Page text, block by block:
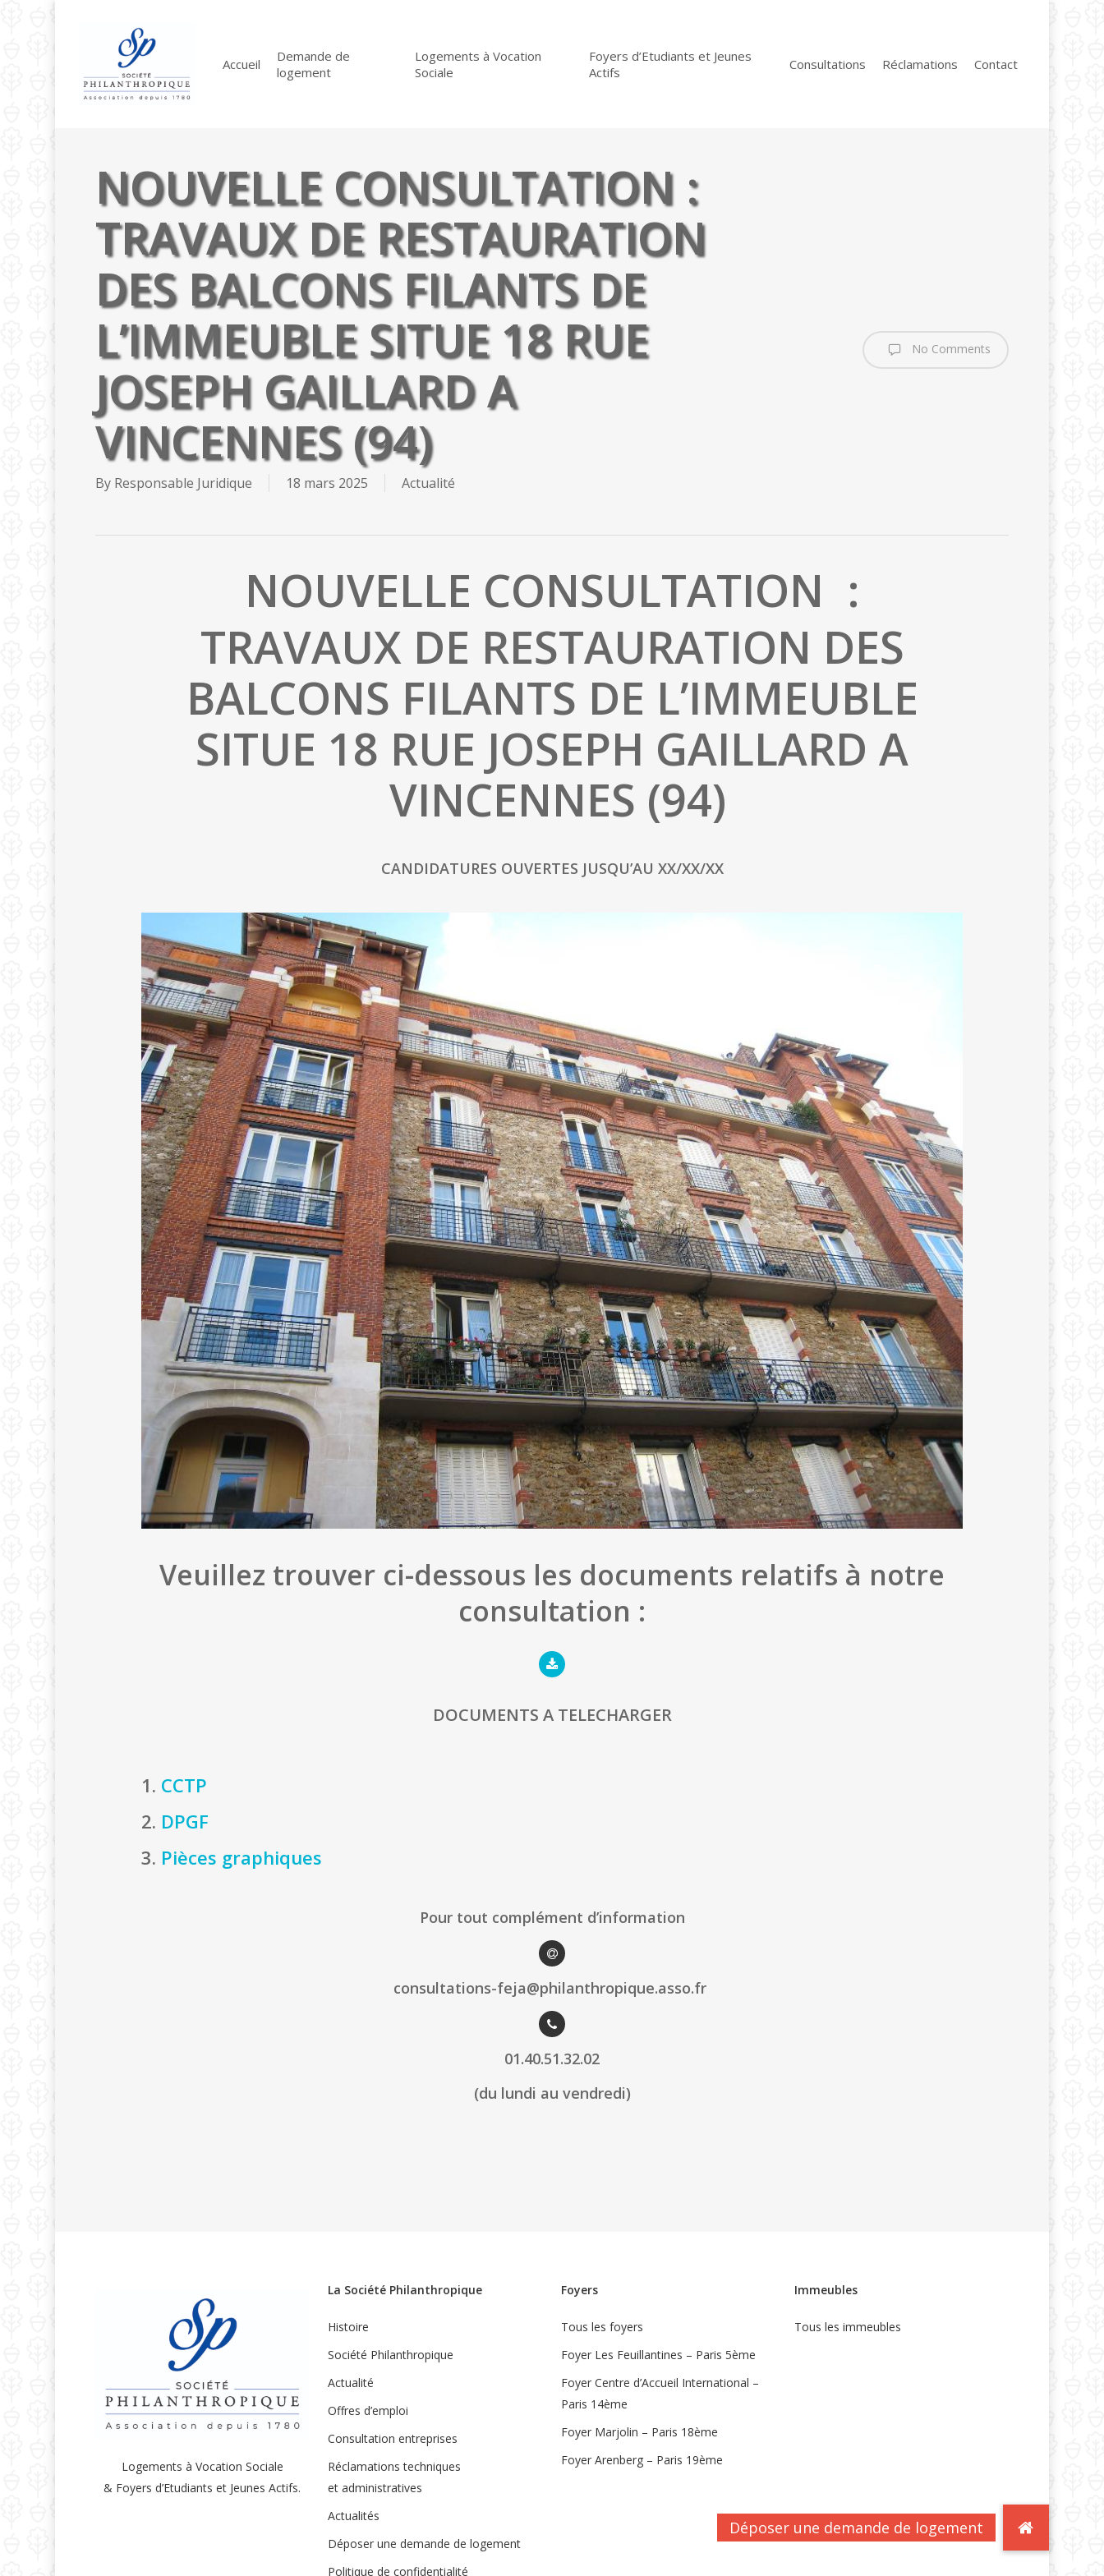
Accueil
Demande de
logement
Logements à Vocation
Sociale
Foyers d’Etudiants et Jeunes
Actifs
Consultations Réclamations Contact
NOUVELLE CONSULTATION :
TRAVAUX DE RESTAURATION
DES BALCONS FILANTS DE
L’IMMEUBLE SITUE 18 RUE
JOSEPH GAILLARD A
VINCENNES (94)
By Responsable Juridique 18 mars 2025 Actualité
No Comments
NOUVELLE CONSULTATION :
TRAVAUX DE RESTAURATION DES
BALCONS FILANTS DE L’IMMEUBLE
SITUE 18 RUE JOSEPH GAILLARD A
VINCENNES (94)
CANDIDATURES OUVERTES JUSQU’AU XX/XX/XX
Veuillez trouver ci-dessous les documents relatifs à notre
consultation :
DOCUMENTS A TELECHARGER
1. CCTP
2. DPGF
3. Pièces graphiques
Pour tout complément d’information
consultations-feja@philanthropique.asso.fr
01.40.51.32.02
(du lundi au vendredi)
Logements à Vocation Sociale
& Foyers d’Etudiants et Jeunes Actifs.
La Société Philanthropique
Histoire
Société Philanthropique
Actualité
Offres d’emploi
Consultation entreprises
Réclamations techniques
et administratives
Actualités
Déposer une demande de logement
Politique de confidentialité
Foyers
Tous les foyers
Foyer Les Feuillantines – Paris 5ème
Foyer Centre d’Accueil International –
Paris 14ème
Foyer Marjolin – Paris 18ème
Foyer Arenberg – Paris 19ème
Immeubles
Tous les immeubles